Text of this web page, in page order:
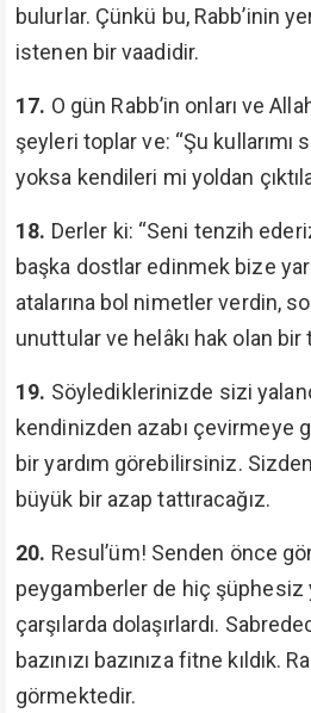
bulurlar. Çünkü bu, Rabb’inin
istenen bir vaadidir.
17. O gün Rabb’in onları ve
şeyleri toplar ve: “Şu kullarımı
yoksa kendileri mi yoldan
18. Derler ki: “Seni tenzih
başka dostlar edinmek bize
atalarına bol nimetler verdin,
unuttular ve helâkı hak olan bir
19. Söylediklerinizde sizi
kendinizden azabı çevirmeye
bir yardım görebilirsiniz.
büyük bir azap tattıracağız.
20. Resul’üm! Senden önce
peygamberler de hiç şüphesiz
çarşılarda dolaşırlardı.
bazınızı bazınıza fitne kıldık.
görmektedir.